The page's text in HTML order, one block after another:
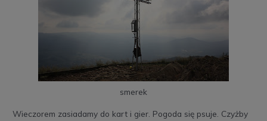
smerek
Wieczorem zasiadamy do kart i gier. Pogoda się psuje. Czyżby